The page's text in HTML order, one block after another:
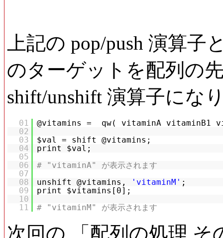
上記の pop/push 演算
のターゲットを配列の
shift/unshift 演算子にな
01
@vitamins = qw( vitaminA vitaminB1
02
03
$val = shift @vitamins;
04
print $val;
05
06
# "vitaminA" が表示されます
07
08
unshift @vitamins, 'vitaminM' ;
09
print $vitamins[0];
10
11
# "vitaminM" が表示されます
次回の 「配列の処理